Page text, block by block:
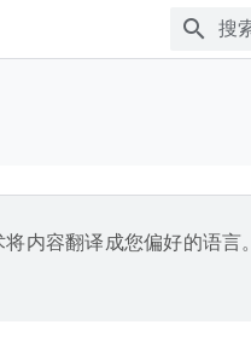
内容翻译成您偏好的语言。